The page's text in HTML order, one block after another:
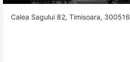
Calea Sagului 82, Timisoara, 300516